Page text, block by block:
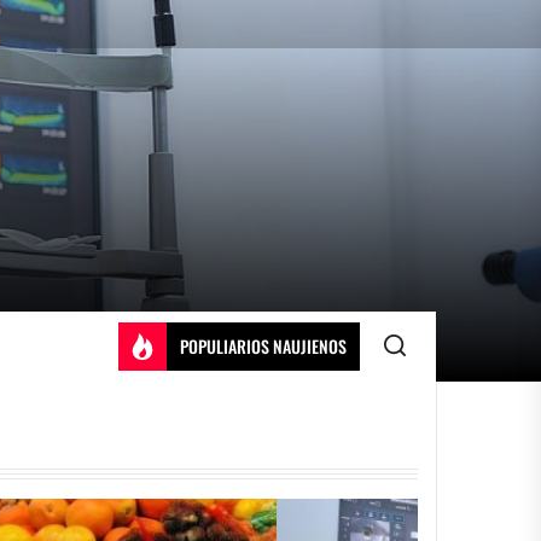
POPULIARIOS NAUJIENOS